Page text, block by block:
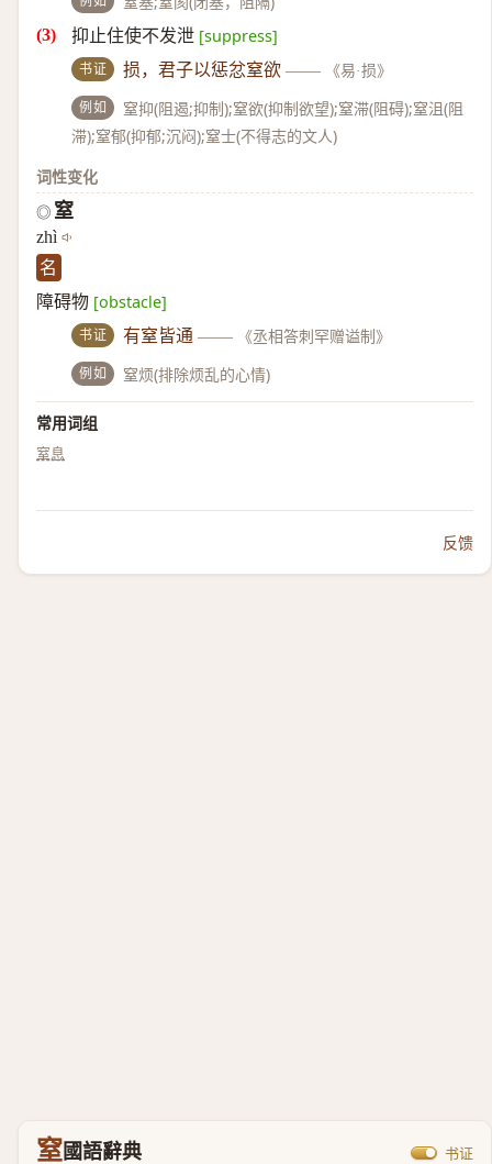
抑止住使不发泄 [suppress]
书证 损，君子以惩忿窒欲 —— 《易·损》
例如
窒抑(阻遏;抑制);窒欲(抑制欲望);窒滞(阻碍);窒沮(阻
滞);窒郁(抑郁;沉闷);窒士(不得志的文人)
词性变化
◎ 窒
zhì
名
障碍物 [obstacle]
书证 有窒皆通 —— 《丞相答刺罕赠谥制》
例如 窒烦(排除烦乱的心情)
常用词组
窒息
反馈
窒國語辭典 书证